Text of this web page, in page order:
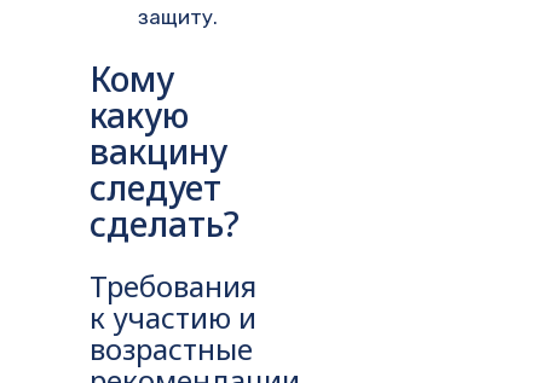
защиту.
Кому
какую
вакцину
следует
сделать?
Требования
к участию и
возрастные